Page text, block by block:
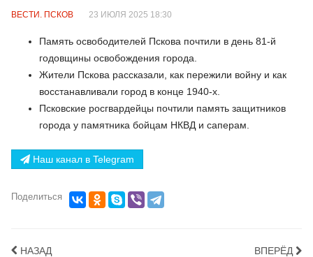
ВЕСТИ. ПСКОВ 23 ИЮЛЯ 2025 18:30
Память освободителей Пскова почтили в день 81-й
годовщины освобождения города.
Жители Пскова рассказали, как пережили войну и как
восстанавливали город в конце 1940-х.
Псковские росгвардейцы почтили память защитников
города у памятника бойцам НКВД и саперам.
Наш канал в Telegram
Поделиться
НАЗАД ВПЕРЁД